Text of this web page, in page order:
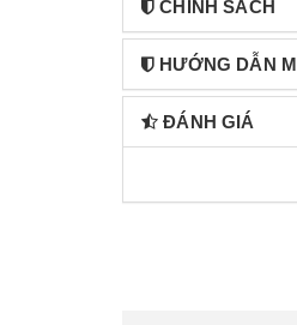
CHÍNH SÁCH
HƯỚNG DẪN
ĐÁNH GIÁ